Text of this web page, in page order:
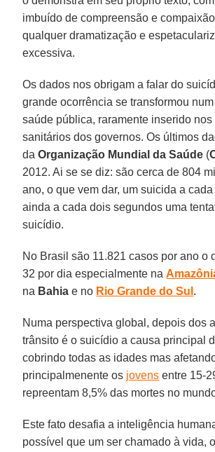
imbuído de compreensão e
qualquer dramatização e
excessiva.
Os dados nos obrigam a falar do
grande ocorrência se transformou
saúde pública, raramente inserido
sanitários dos governos. Os últimos
daOrganização Mundial da Saúde (
2012. Ai se se diz: são cerca de 804
ano, o que vem dar, um suicida a
ainda a cada dois segundos uma
suicídio.
No Brasil são 11.821 casos por ano o
32 por dia especialmente na
na Bahia e no Rio Grande do Sul .
Numa perspectiva global, depois dos
trânsito é o suicídio a causa principal
cobrindo todas as idades mas
principalmenente os jovens entre 15-
repreentam 8,5% das mortes no
Este fato desafia a inteligência
possível que um ser chamado à vida,